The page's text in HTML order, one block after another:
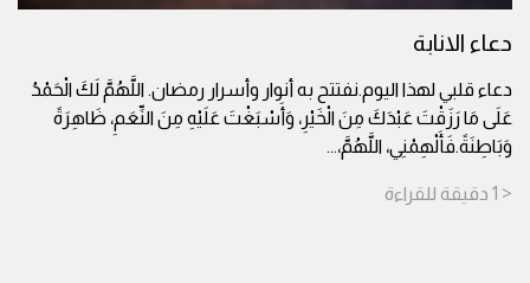
دعاء الانابة
دعاء قلبي لهذا اليوم.نفتتح به أنوار وأسرار رمضان. اللَّهُمَّ لَكَ الْحَمْدُ
عَلَى مَا رَزَقْتَ عَبْدَكَ مِنَ الْخَيْرِ، وَأَسْبَغْتَ عَلَيْهِ مِنَ النِّعَمِ، ظَاهِرَةً
وَبَاطِنَةً.فَأَلْهِمْنِي، اللَّهُمَّ،...
< 1 دقيقة للقراءة